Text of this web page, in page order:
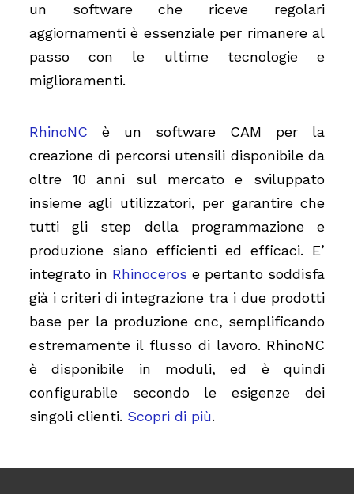
un software che riceve regolari
aggiornamenti è essenziale per rimanere al
passo con le ultime tecnologie e
miglioramenti.
RhinoNC è un software CAM per la
creazione di percorsi utensili disponibile da
oltre 10 anni sul mercato e sviluppato
insieme agli utilizzatori, per garantire che
tutti gli step della programmazione e
produzione siano efficienti ed efficaci. E’
integrato in Rhinoceros e pertanto soddisfa
già i criteri di integrazione tra i due prodotti
base per la produzione cnc, semplificando
estremamente il flusso di lavoro. RhinoNC
è disponibile in moduli, ed è quindi
configurabile secondo le esigenze dei
singoli clienti. Scopri di più.